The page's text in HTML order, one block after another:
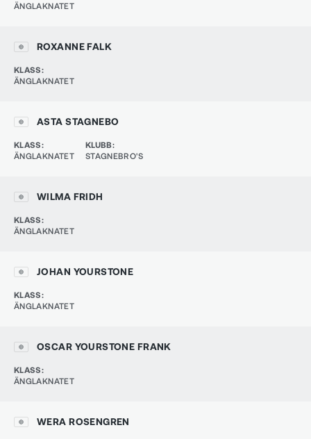
ÄNGLAKNATET
ROXANNE FALK
KLASS:
ÄNGLAKNATET
ASTA STAGNEBO
KLASS:
ÄNGLAKNATET
KLUBB:
STAGNEBRO'S
WILMA FRIDH
KLASS:
ÄNGLAKNATET
JOHAN YOURSTONE
KLASS:
ÄNGLAKNATET
OSCAR YOURSTONE FRANK
KLASS:
ÄNGLAKNATET
WERA ROSENGREN